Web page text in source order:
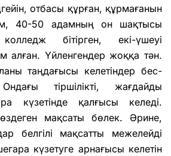
отбасы құрған, құрмағанын
40-50 адамның он шақтысы
бітірген, екі-үшеуі
алған. Үйленгендер жоққа тән.
таңдағысы келетіндер бес-
тіршілікті, жағдайды
күзетінде қалғысы келеді.
мақсаты бөлек. Әрине,
белгілі мақсатты межелейді
күзетуге арнағысы келетін